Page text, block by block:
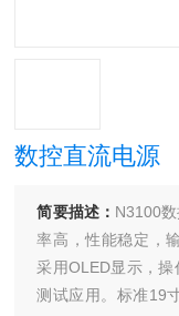
数控直流电源
简要描述： N3100
率高，性能稳定，
采用OLED显示，
测试应用。标准19